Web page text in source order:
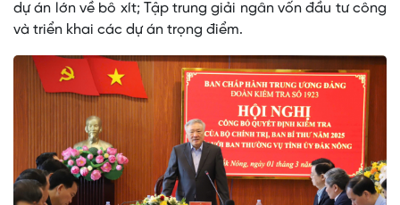
dự án lớn về bô xít; Tập trung giải ngân vốn đầu tư công
và triển khai các dự án trọng điểm.